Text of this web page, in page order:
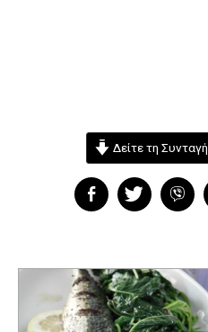
Δείτε τη Συνταγή